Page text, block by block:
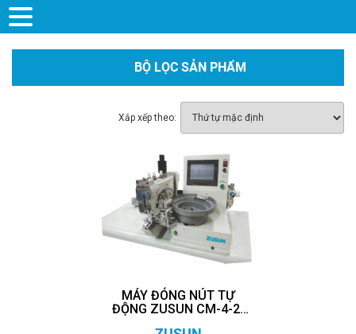
BỘ LỌC SẢN PHẨM
Xắp xếp theo:
MÁY ĐÓNG NÚT TỰ
ĐỘNG ZUSUN CM-4-2-